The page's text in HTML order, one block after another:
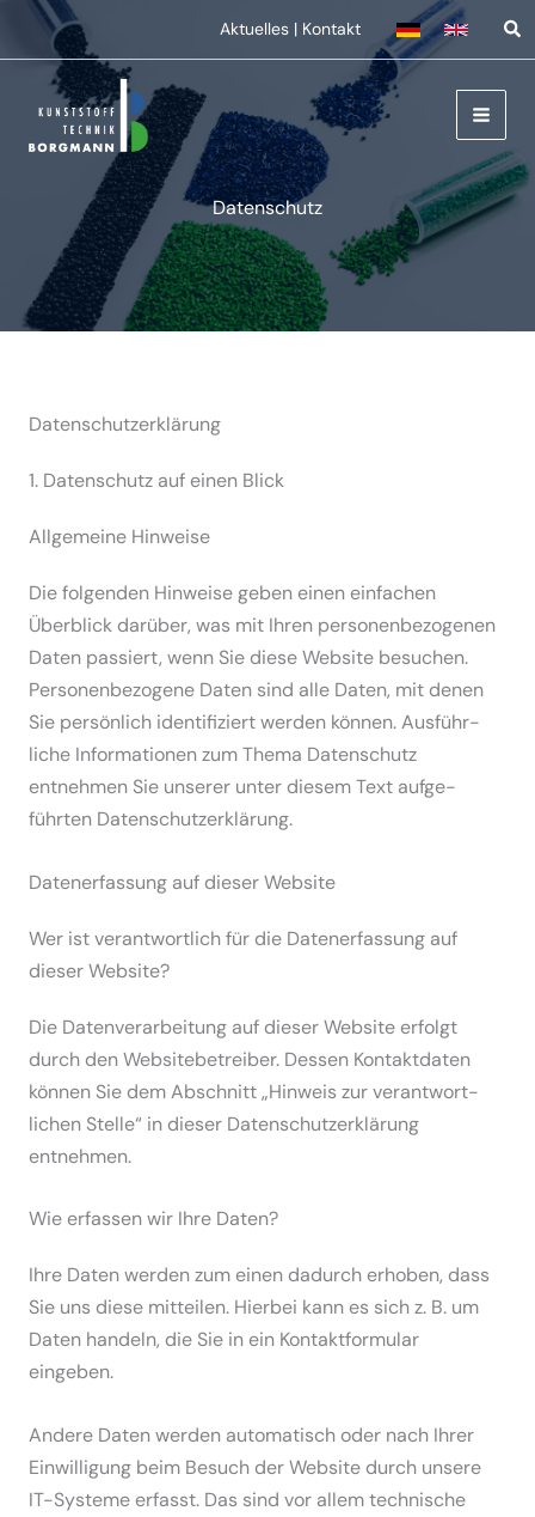
springen
Aktuelles| Kontakt
Daten­schutz
Datenschutz­erklärung
1. Daten­schutz auf einen Blick
Allge­meine Hinweise
Die folgenden Hinweise geben einen einfachen
Überblick darüber, was mit Ihren perso­nen­be­zo­genen
Daten passiert, wenn Sie diese Website besuchen.
Perso­nen­be­zogene Daten sind alle Daten, mit denen
Sie persönlich identi­fi­ziert werden können. Ausführ­
liche Infor­ma­tionen zum Thema Daten­schutz
entnehmen Sie unserer unter diesem Text aufge­
führten Daten­schutz­er­klärung.
Daten­er­fassung auf dieser Website
Wer ist verant­wortlich für die Daten­er­fassung auf
dieser Website?
Die Daten­ver­ar­beitung auf dieser Website erfolgt
durch den Website­be­treiber. Dessen Kontakt­daten
können Sie dem Abschnitt „Hinweis zur verant­wort­
lichen Stelle“ in dieser Daten­schutz­er­klärung
entnehmen.
Wie erfassen wir Ihre Daten?
Ihre Daten werden zum einen dadurch erhoben, dass
Sie uns diese mitteilen. Hierbei kann es sich z. B. um
Daten handeln, die Sie in ein Kontakt­for­mular
eingeben.
Andere Daten werden automa­tisch oder nach Ihrer
Einwil­ligung beim Besuch der Website durch unsere
IT-Systeme erfasst. Das sind vor allem technische